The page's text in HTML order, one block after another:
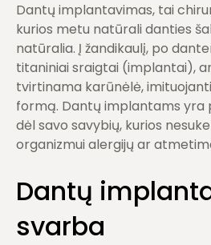
Dantų implantavimas, tai
kurios metu natūrali danties
natūralia. Į žandikaulį, po
titaniniai sraigtai (implantai),
tvirtinama karūnėlė,
formą. Dantų implantams yra
dėl savo savybių, kurios
organizmui alergijų ar
Dantų
svarba